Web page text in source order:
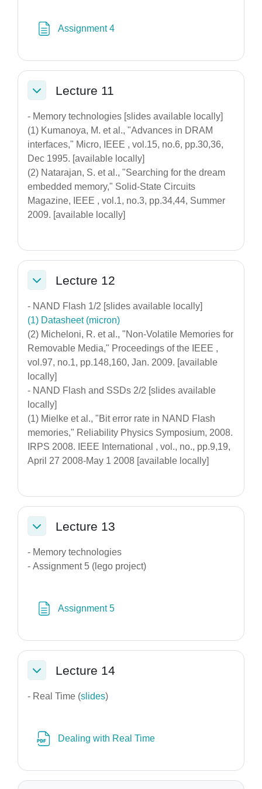
Assignment 4Σελίδα
Σύμπτυξη
Lecture 11
- Memory technologies [slides available locally]
(1) Kumanoya, M. et al., "Advances in DRAM
interfaces," Micro, IEEE , vol.15, no.6, pp.30,36,
Dec 1995. [available locally]
(2) Natarajan, S. et al., "Searching for the dream
embedded memory," Solid-State Circuits
Magazine, IEEE , vol.1, no.3, pp.34,44, Summer
2009. [available locally]
Σύμπτυξη
Lecture 12
- NAND Flash 1/2 [slides available locally]
(1) Datasheet (micron)
(2) Micheloni, R. et al., "Non-Volatile Memories for
Removable Media," Proceedings of the IEEE ,
vol.97, no.1, pp.148,160, Jan. 2009. [available
locally]
- NAND Flash and SSDs 2/2 [slides available
locally]
(1) Mielke et al., "Bit error rate in NAND Flash
memories," Reliability Physics Symposium, 2008.
IRPS 2008. IEEE International , vol., no., pp.9,19,
April 27 2008-May 1 2008 [available locally]
Σύμπτυξη
Lecture 13
- Memory technologies
- Assignment 5 (lego project)
Assignment 5Σελίδα
Σύμπτυξη
Lecture 14
- Real Time (slides)
Dealing with Real Time